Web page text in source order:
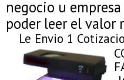
negocio u
poder leer el valor
Le Envio 1